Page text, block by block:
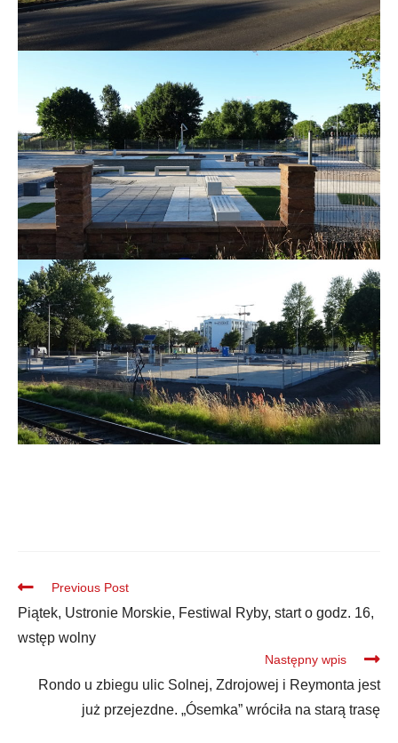
Previous Post
Piątek, Ustronie Morskie, Festiwal Ryby, start o godz. 16,
wstęp wolny
Następny wpis
Rondo u zbiegu ulic Solnej, Zdrojowej i Reymonta jest
już przejezdne. „Ósemka” wróciła na starą trasę